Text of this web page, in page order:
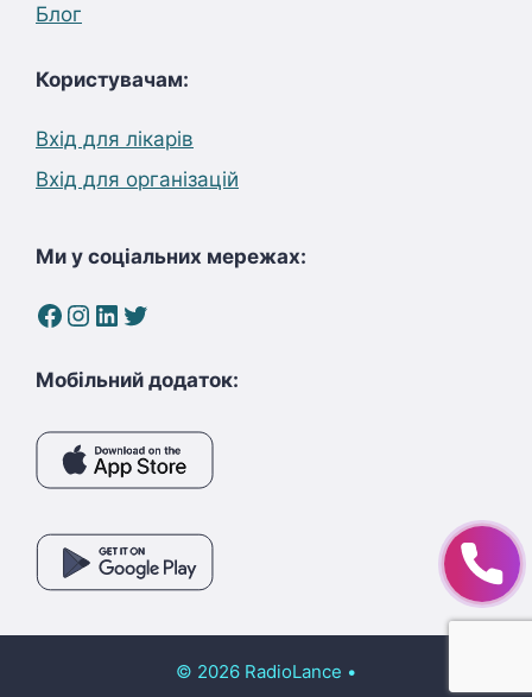
Блог
Користувачам:
Вхід для лікарів
Вхід для організацій
Ми у соціальних мережах:
Facebook
Instagram
LinkedIn
Twitter
Мобільний додаток:
© 2026 RadioLance •